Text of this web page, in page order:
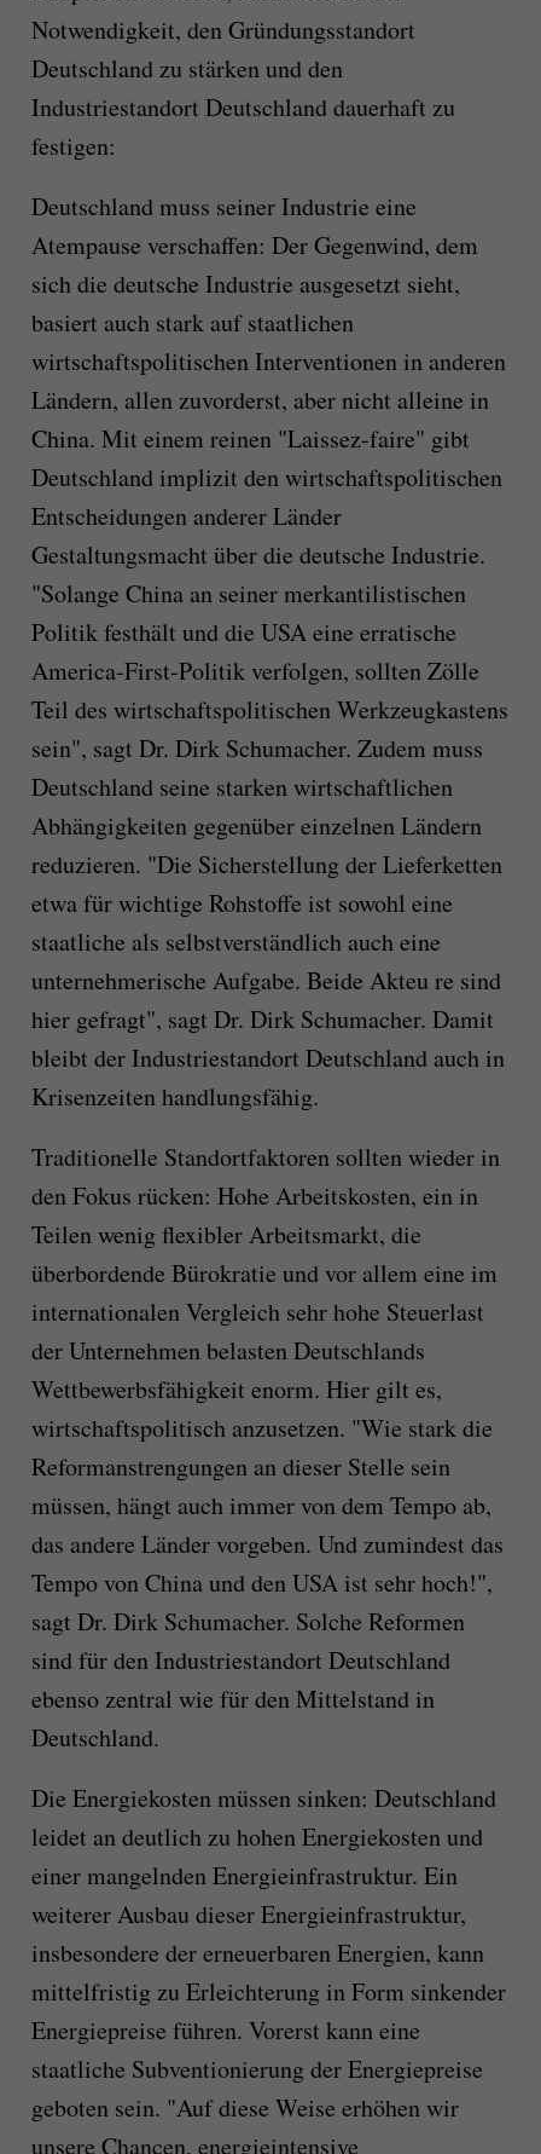
Notwendigkeit, den Gründungsstandort
Deutschland zu stärken und den
Industriestandort Deutschland dauerhaft zu
festigen:
Deutschland muss seiner Industrie eine
Atempause verschaffen: Der Gegenwind, dem
sich die deutsche Industrie ausgesetzt sieht,
basiert auch stark auf staatlichen
wirtschaftspolitischen Interventionen in anderen
Ländern, allen zuvorderst, aber nicht alleine in
China. Mit einem reinen "Laissez-faire" gibt
Deutschland implizit den wirtschaftspolitischen
Entscheidungen anderer Länder
Gestaltungsmacht über die deutsche Industrie.
"Solange China an seiner merkantilistischen
Politik festhält und die USA eine erratische
America-First-Politik verfolgen, sollten Zölle
Teil des wirtschaftspolitischen Werkzeugkastens
sein", sagt Dr. Dirk Schumacher. Zudem muss
Deutschland seine starken wirtschaftlichen
Abhängigkeiten gegenüber einzelnen Ländern
reduzieren. "Die Sicherstellung der Lieferketten
etwa für wichtige Rohstoffe ist sowohl eine
staatliche als selbstverständlich auch eine
unternehmerische Aufgabe. Beide Akteu re sind
hier gefragt", sagt Dr. Dirk Schumacher. Damit
bleibt der Industriestandort Deutschland auch in
Krisenzeiten handlungsfähig.
Traditionelle Standortfaktoren sollten wieder in
den Fokus rücken: Hohe Arbeitskosten, ein in
Teilen wenig flexibler Arbeitsmarkt, die
überbordende Bürokratie und vor allem eine im
internationalen Vergleich sehr hohe Steuerlast
der Unternehmen belasten Deutschlands
Wettbewerbsfähigkeit enorm. Hier gilt es,
wirtschaftspolitisch anzusetzen. "Wie stark die
Reformanstrengungen an dieser Stelle sein
müssen, hängt auch immer von dem Tempo ab,
das andere Länder vorgeben. Und zumindest das
Tempo von China und den USA ist sehr hoch!",
sagt Dr. Dirk Schumacher. Solche Reformen
sind für den Industriestandort Deutschland
ebenso zentral wie für den Mittelstand in
Deutschland.
Die Energiekosten müssen sinken: Deutschland
leidet an deutlich zu hohen Energiekosten und
einer mangelnden Energieinfrastruktur. Ein
weiterer Ausbau dieser Energieinfrastruktur,
insbesondere der erneuerbaren Energien, kann
mittelfristig zu Erleichterung in Form sinkender
Energiepreise führen. Vorerst kann eine
staatliche Subventionierung der Energiepreise
geboten sein. "Auf diese Weise erhöhen wir
unsere Chancen, energieintensive